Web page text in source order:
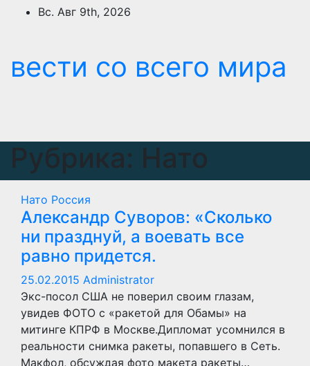
ПерейтиВс. Авг 9th, 2026
вести со всего мира
Рубрика: Нато
Нато Россия
Александр Суворов: «Сколько
ни празднуй, а воевать все
равно придется.
25.02.2015 Administrator
Экс-посол США не поверил своим глазам,
увидев ФОТО с «ракетой для Обамы» на
митинге КПРФ в Москве.Дипломат усомнился в
реальности снимка ракеты, попавшего в Сеть.
Макфол, обсуждая фото макета ракеты…